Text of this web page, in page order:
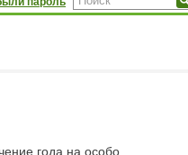
года на особо